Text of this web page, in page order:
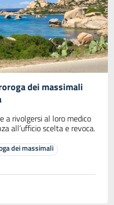
dei massimali
a rivolgersi al loro medico
all’ufficio scelta e revoca.
dei massimali